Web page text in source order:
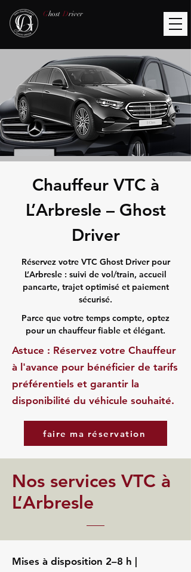
Ghost Driver
Chauffeur VTC à
L’Arbresle – Ghost
Driver
Réservez votre VTC Ghost Driver pour
L’Arbresle : suivi de vol/train, accueil
pancarte, trajet optimisé et paiement
sécurisé.
Parce que votre temps compte, optez
pour un chauffeur fiable et élégant.
Astuce : Réservez votre Chauffeur
à l'avance pour bénéficier de tarifs
préférentiels et garantir la
disponibilité du véhicule souhaité.
faire ma réservation
Nos services VTC à
L’Arbresle
Mises à disposition 2–8 h |